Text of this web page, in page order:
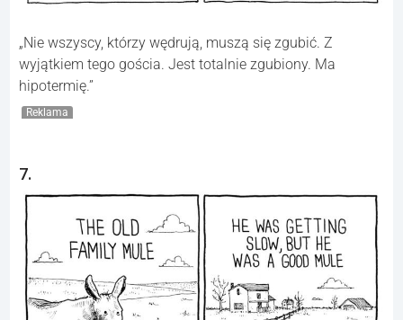
„Nie wszyscy, którzy wędrują, muszą się zgubić. Z
wyjątkiem tego gościa. Jest totalnie zgubiony. Ma
hipotermię.”
Reklama